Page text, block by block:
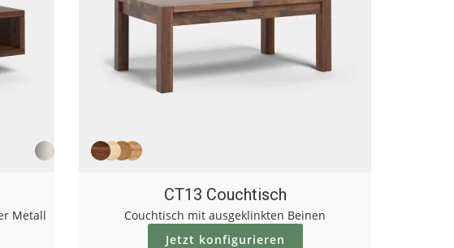
Metall
CT13 Couchtisch
Couchtisch mit ausgeklinkten Beinen
Jetzt konfigurieren